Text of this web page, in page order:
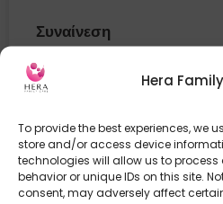
Hera
To provide the best experiences, we
store and/or access device
technologies will allow us to
behavior or unique IDs on this site.
consent, may adversely affect
Συναίνεση
καθορίζουν τις σχέσεις μας με